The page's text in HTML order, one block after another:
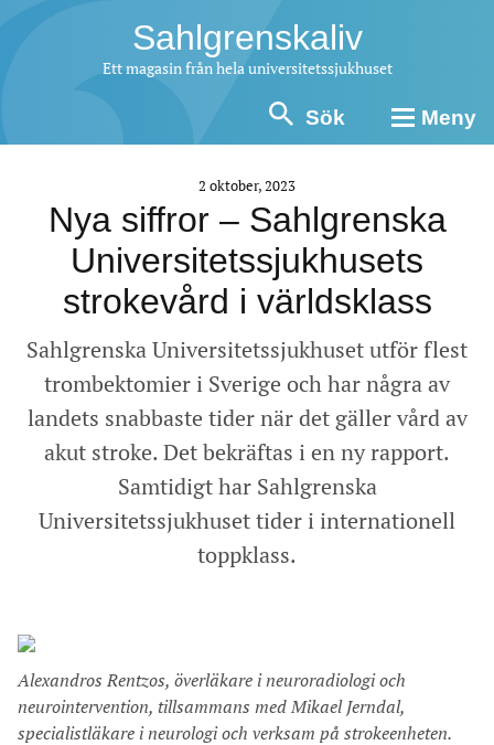
Sahlgrenskaliv
Ett magasin från hela universitetssjukhuset
Sök Meny
2 oktober, 2023
Nya siffror – Sahlgrenska
Universitetssjukhusets
strokevård i världsklass
Sahlgrenska Universitetssjukhuset utför flest
trombektomier i Sverige och har några av
landets snabbaste tider när det gäller vård av
akut stroke. Det bekräftas i en ny rapport.
Samtidigt har Sahlgrenska
Universitetssjukhuset tider i internationell
toppklass.
Alexandros Rentzos, överläkare i neuroradiologi och
neurointervention, tillsammans med Mikael Jerndal,
specialistläkare i neurologi och verksam på strokeenheten.